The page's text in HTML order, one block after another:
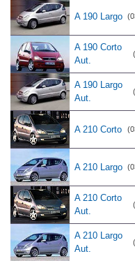
A 190 Largo
A 190 Corto
Aut.
A 190 Largo
Aut.
A 210 Corto
A 210 Largo
A 210 Corto
Aut.
A 210 Largo
Aut.